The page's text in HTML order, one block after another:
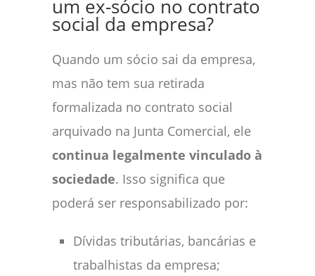
um ex-sócio no contrato
social da empresa?
Quando um sócio sai da empresa,
mas não tem sua retirada
formalizada no contrato social
arquivado na Junta Comercial, ele
continua legalmente vinculado à
sociedade. Isso significa que
poderá ser responsabilizado por:
Dívidas tributárias, bancárias e
trabalhistas da empresa;